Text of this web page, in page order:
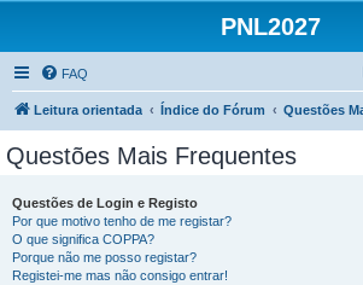
PNL2027
FAQ
Leitura orientada Índice do Fórum Questões
Questões Mais Frequentes
Questões de Login e Registo
Por que motivo tenho de me registar?
O que significa COPPA?
Porque não me posso registar?
Registei-me mas não consigo entrar!